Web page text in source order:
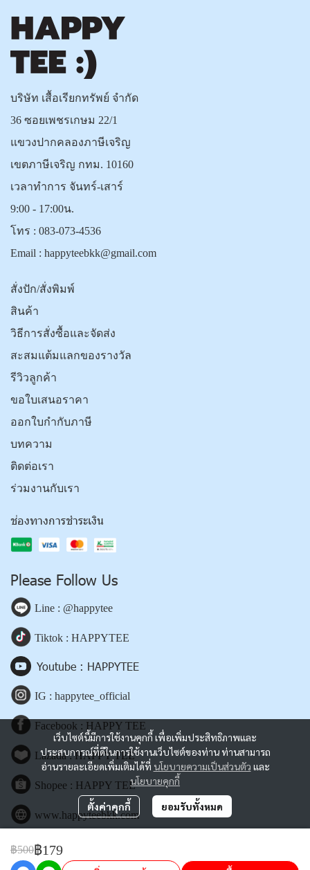
฿500฿179
เว็บไซต์นี้มีการใช้งานคุกกี้ เพื่อเพิ่มประสิทธิภาพและ
ประสบการณ์ที่ดีในการใช้งานเว็บไซต์ของท่าน ท่านสามารถ
อ่านรายละเอียดเพิ่มเติมได้ที่ นโยบายความเป็นส่วนตัว และ
นโยบายคุกกี้
ตั้งค่าคุกกี้ ยอมรับทั้งหมด
บริษัท เสื้อเรียกทรัพย์ จำกัด
36 ซอยเพชรเกษม 22/1
แขวงปากคลองภาษีเจริญ
เขตภาษีเจริญ กทม. 10160
เวลาทำการ จันทร์-เสาร์
9:00 - 17:00น.
โทร : 083-073-4536
Email : happyteebkk@gmail.com
สั่งปัก/สั่งพิมพ์
สินค้า
วิธีการสั่งซื้อและจัดส่ง
สะสมแต้มแลกของรางวัล
รีวิวลูกค้า
ขอใบเสนอราคา
ออกใบกำกับภาษี
บทความ
ติดต่อเรา
ร่วมงานกับเรา
ช่องทางการชำระเงิน
Please Follow Us
Line : @happytee
Tiktok : HAPPYTEE
Youtube : HAPPYTEE
IG : happytee_official
Facebook : HAPPY TEE
Lazada : HAPPY TEE
Shopee : HAPPY TEE
www.happyteebkk.com
Copyright | All Rights Reserved | Powered by happyteebkk.com